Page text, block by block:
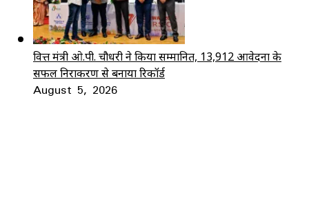
वित्त मंत्री ओ.पी. चौधरी ने किया सम्मानित, 13,912 आवेदनों के
सफल निराकरण से बनाया रिकॉर्ड
August 5, 2026